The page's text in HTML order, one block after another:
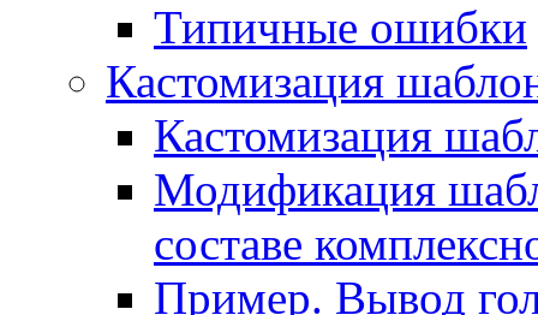
Типичные ошибки
Кастомизация
Кастомизация
Модификация
составе
Пример. Вывод